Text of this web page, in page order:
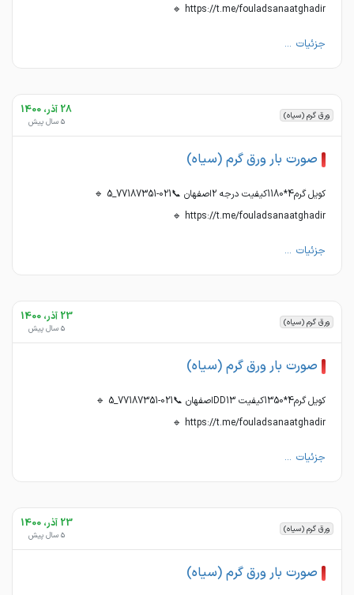
https://t.me/fouladsanaatghadir 🔹
جزئیات ...
ورق گرم (سیاه) 28 آذر، 1400
5 سال پیش
صورت بار ورق گرم (سیاه)
کویل گرم4*1180کیفیت درجه 2اصفهان 📞021-77187351_5 🔹
https://t.me/fouladsanaatghadir 🔹
جزئیات ...
ورق گرم (سیاه) 23 آذر، 1400
5 سال پیش
صورت بار ورق گرم (سیاه)
کویل گرم4*1350کیفیت DD13اصفهان 📞021-77187351_5 🔹
https://t.me/fouladsanaatghadir 🔹
جزئیات ...
ورق گرم (سیاه) 23 آذر، 1400
5 سال پیش
صورت بار ورق گرم (سیاه)